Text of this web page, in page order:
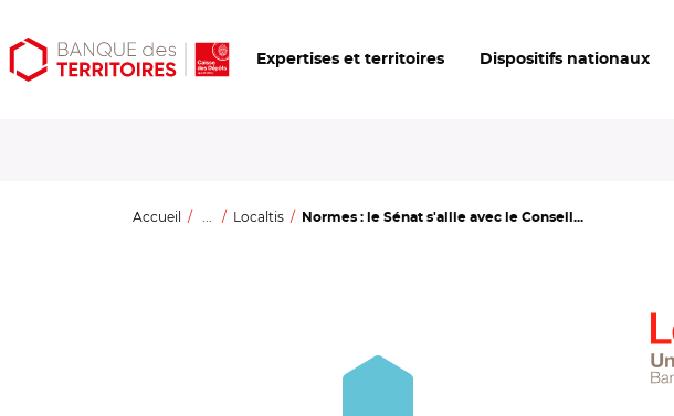
Aller
au
Aller
au
Ouvrir
les
Expertises et territoires Dispositifs nationaux
Accueil ... Localtis Normes : le Sénat s'allie avec le Conseil...